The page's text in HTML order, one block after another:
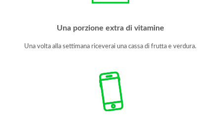
Una porzione extra di vitamine
Una volta alla settimana riceverai una cassa di frutta e verdura.